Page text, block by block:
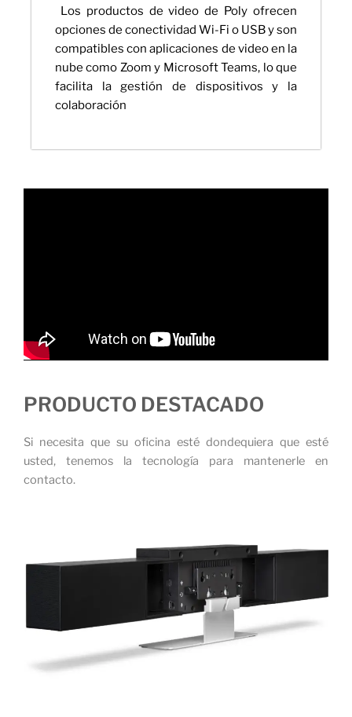
Los productos de video de Poly ofrecen
opciones de conectividad Wi-Fi o USB y son
compatibles con aplicaciones de video en la
nube como Zoom y Microsoft Teams, lo que
facilita la gestión de dispositivos y la
colaboración
PRODUCTO DESTACADO
Si necesita que su oficina esté dondequiera que esté
usted, tenemos la tecnología para mantenerle en
contacto.